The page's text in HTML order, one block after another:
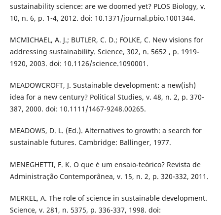
sustainability science: are we doomed yet? PLOS Biology, v.
10, n. 6, p. 1-4, 2012. doi: 10.1371/journal.pbio.1001344.
MCMICHAEL, A. J.; BUTLER, C. D.; FOLKE, C. New visions for
addressing sustainability. Science, 302, n. 5652 , p. 1919-
1920, 2003. doi: 10.1126/science.1090001.
MEADOWCROFT, J. Sustainable development: a new(ish)
idea for a new century? Political Studies, v. 48, n. 2, p. 370-
387, 2000. doi: 10.1111/1467-9248.00265.
MEADOWS, D. L. (Ed.). Alternatives to growth: a search for
sustainable futures. Cambridge: Ballinger, 1977.
MENEGHETTI, F. K. O que é um ensaio-teórico? Revista de
Administração Contemporânea, v. 15, n. 2, p. 320-332, 2011.
MERKEL, A. The role of science in sustainable development.
Science, v. 281, n. 5375, p. 336-337, 1998. doi: